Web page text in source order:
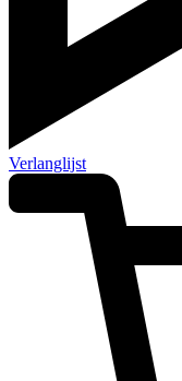
Verlanglijst